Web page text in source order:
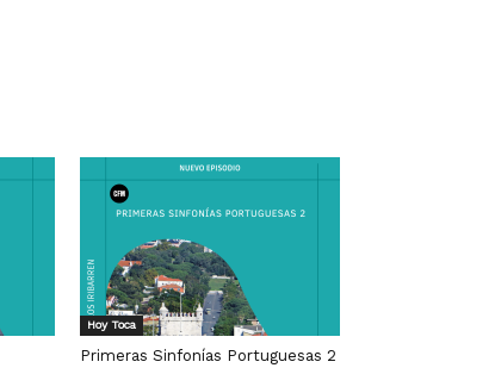
Hoy Toca
Primeras Sinfonías Portuguesas 2